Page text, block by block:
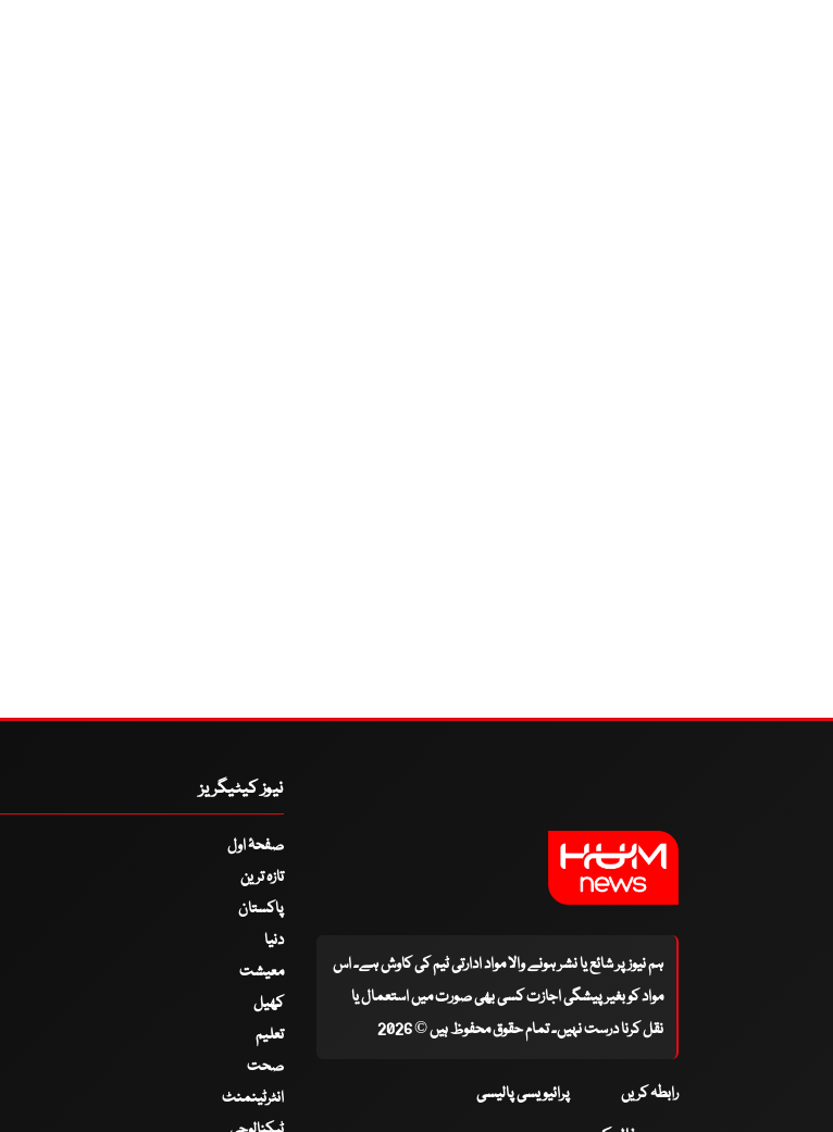
ہم نیوز پر شائع یا نشر ہونے والا مواد ادارتی ٹیم کی کاوش ہے۔ اس
مواد کو بغیر پیشگی اجازت کسی بھی صورت میں استعمال یا
نقل کرنا درست نہیں۔ تمام حقوق محفوظ ہیں © 2026
رابطہ کریں پرائیویسی پالیسی
نیوز کیٹیگریز
صفحۂ اول
تازہ ترین
پاکستان
دنیا
معیشت
کھیل
تعلیم
صحت
انٹرٹینمنٹ